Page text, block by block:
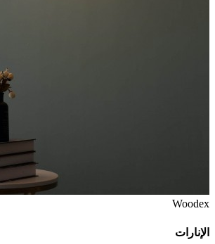
Woodex
الإنارات